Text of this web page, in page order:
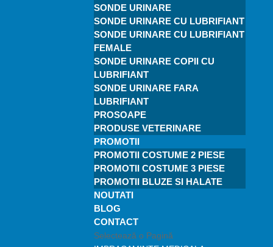
SONDE URINARE
SONDE URINARE CU LUBRIFIANT
SONDE URINARE CU LUBRIFIANT
FEMALE
SONDE URINARE COPII CU
LUBRIFIANT
SONDE URINARE FARA
LUBRIFIANT
PROSOAPE
PRODUSE VETERINARE
PROMOTII
PROMOTII COSTUME 2 PIESE
PROMOTII COSTUME 3 PIESE
PROMOTII BLUZE SI HALATE
NOUTATI
BLOG
CONTACT
Selectează o Pagină